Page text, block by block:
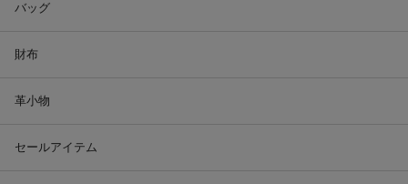
バッグ
財布
革小物
セールアイテム